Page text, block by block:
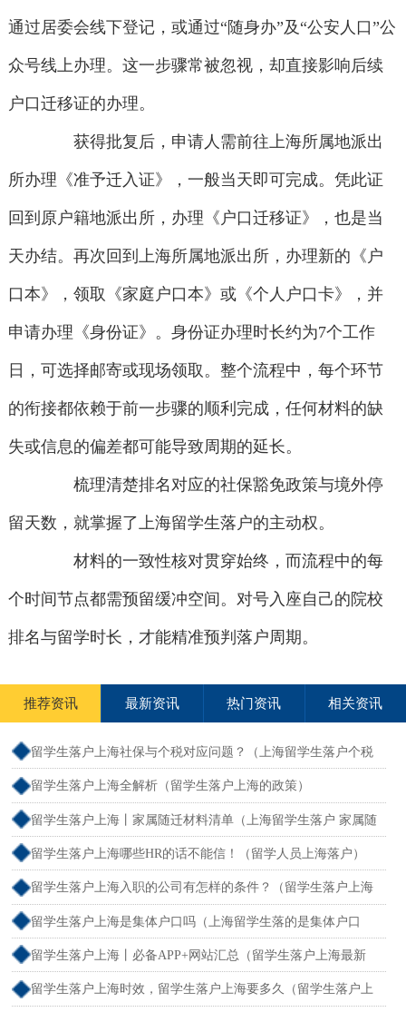
通过居委会线下登记，或通过“随身办”及“公安人口”公
众号线上办理。这一步骤常被忽视，却直接影响后续
户口迁移证的办理。
获得批复后，申请人需前往上海所属地派出
所办理《准予迁入证》，一般当天即可完成。凭此证
回到原户籍地派出所，办理《户口迁移证》，也是当
天办结。再次回到上海所属地派出所，办理新的《户
口本》，领取《家庭户口本》或《个人户口卡》，并
申请办理《身份证》。身份证办理时长约为7个工作
日，可选择邮寄或现场领取。整个流程中，每个环节
的衔接都依赖于前一步骤的顺利完成，任何材料的缺
失或信息的偏差都可能导致周期的延长。
梳理清楚排名对应的社保豁免政策与境外停
留天数，就掌握了上海留学生落户的主动权。
材料的一致性核对贯穿始终，而流程中的每
个时间节点都需预留缓冲空间。对号入座自己的院校
排名与留学时长，才能精准预判落户周期。
推荐资讯 最新资讯 热门资讯 相关资讯
留学生落户上海社保与个税对应问题？（上海留学生落户个税
和社保不一致）
留学生落户上海全解析（留学生落户上海的政策）
留学生落户上海丨家属随迁材料清单（上海留学生落户 家属随
迁）
留学生落户上海哪些HR的话不能信！（留学人员上海落户）
留学生落户上海入职的公司有怎样的条件？（留学生落户上海
单位要求）
留学生落户上海是集体户口吗（上海留学生落的是集体户口
么）
留学生落户上海丨必备APP+网站汇总（留学生落户上海最新
流程）
留学生落户上海时效，留学生落户上海要多久（留学生落户上